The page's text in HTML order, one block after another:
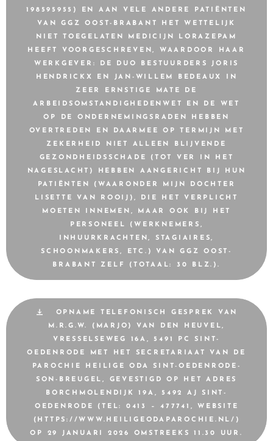
198595955) EN AAN VELE ANDERE PATIËNTEN
VAN GGZ OOST-BRABANT HET WETTELIJK
NIET TOEGELATEN MEDICIJN LORAZEPAM
HEEFT VOORGESCHREVEN, WAARDOOR HAAR
WERKGEVER: DE DUO BESTUURDERS JORIS
HENDRICKX EN JAN-WILLEM BEDEAUX IN
ZEER ERNSTIGE MATE DE
ARBEIDSOMSTANDIGHEDENWET EN DE WET
OP DE ONDERNEMINGSRADEN HEBBEN
OVERTREDEN EN DAARMEE OP TERMIJN MET
ZEKERHEID NIET ALLEEN BLIJVENDE
GEZONDHEIDSSCHADE (TOT VER IN HET
NAGESLACHT) HEBBEN AANGERICHT BIJ HUN
PATIËNTEN (WAARONDER MIJN DOCHTER
LISETTE VAN ROOIJ), DIE HET VERPLICHT
MOETEN INNEMEN, MAAR OOK BIJ HET
PERSONEEL (WERKNEMERS,
INHUURKRACHTEN, STAGIAIRES,
SCHOONMAKERS, ETC.) VAN GGZ OOST-
BRABANT ZELF (TOTAAL: 30 BLZ.).
OPNAME TELEFONISCH GESPREK VAN
M.R.G.W. (MARJO) VAN DEN HEUVEL,
VRESSELSEWEG 16A, 5491 PC SINT-
OEDENRODE MET HET SECRETARIAAT VAN DE
PAROCHIE HEILIGE ODA SINT-OEDENRODE-
SON-BREUGEL, GEVESTIGD OP HET ADRES
BORCHMOLENDIJK 19A, 5492 AJ SINT-
OEDENRODE (TEL: 0413 – 477741, WEBSITE
(HTTPS://WWW.HEILIGEODAPAROCHIE.NL/)
OP 29 JANUARI 2026 OMSTREEKS 11.30 UUR.